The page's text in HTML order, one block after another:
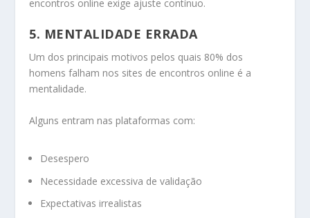
encontros online exige ajuste contínuo.
5. MENTALIDADE ERRADA
Um dos principais motivos pelos quais 80% dos
homens falham nos sites de encontros online é a
mentalidade.
Alguns entram nas plataformas com:
Desespero
Necessidade excessiva de validação
Expectativas irrealistas